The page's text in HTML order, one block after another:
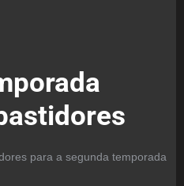
para a segunda temporada